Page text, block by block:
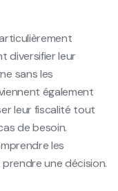
diversifier leur
sans les
également
leur fiscalité tout
de besoin.
les
une décision.